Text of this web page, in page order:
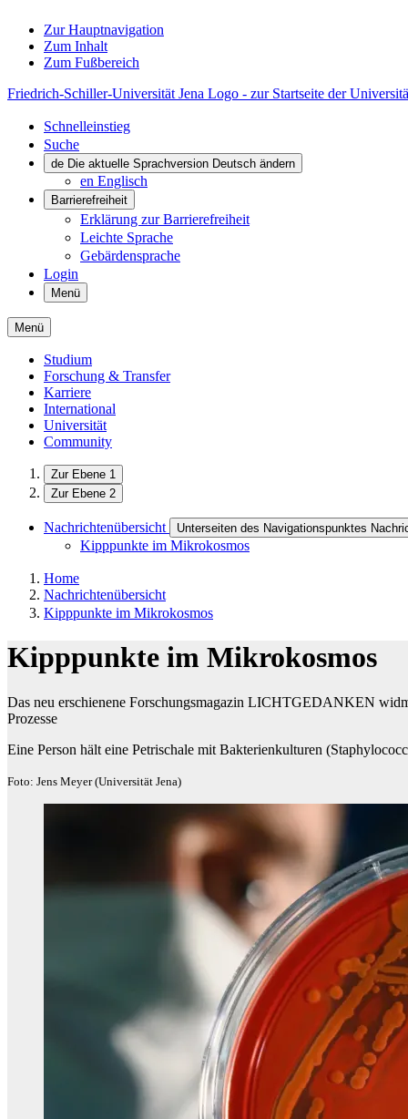
Zur Hauptnavigation
Zum Inhalt
Zum Fußbereich
Friedrich-Schiller-Universität Jena Logo - zur Startseite der
Schnelleinstieg
Suche
de Die aktuelle Sprachversion Deutsch ändern
en Englisch
Barrierefreiheit
Erklärung zur Barrierefreiheit
Leichte Sprache
Gebärdensprache
Login
Menü
Menü
Studium
Forschung & Transfer
Karriere
International
Universität
Community
Zur Ebene 1
Zur Ebene 2
Nachrichtenübersicht Unterseiten des Navigationspunktes
Kipppunkte im Mikrokosmos
Home
Nachrichtenübersicht
Kipppunkte im Mikrokosmos
Kipppunkte im Mikrokosmos
Das neu erschienene Forschungsmagazin LICHTGEDANKEN
Prozesse
Eine Person hält eine Petrischale mit Bakterienkulturen
Foto: Jens Meyer (Universität Jena)